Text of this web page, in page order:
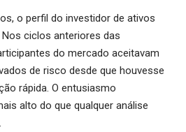
o perfil do investidor de ativos
ciclos anteriores das
do mercado aceitavam
de risco desde que houvesse
rápida. O entusiasmo
alto do que qualquer análise